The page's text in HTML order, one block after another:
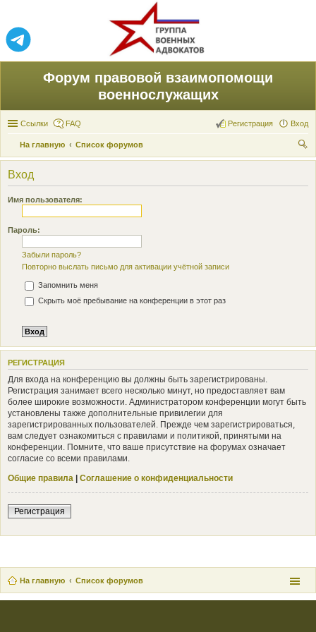
Форум правовой взаимопомощи
военнослужащих
Ссылки FAQ Вход
Регистрация
На главную
Список форумов
ои
Вход
Имя пользователя:
Пароль:
Забыли пароль?
Повторно выслать письмо для активации учётной записи
Запомнить меня
Скрыть моё пребывание на конференции в этот раз
РЕГИСТРАЦИЯ
Для входа на конференцию вы должны быть зарегистрированы.
Регистрация занимает всего несколько минут, но предоставляет вам
более широкие возможности. Администратором конференции могут быть
установлены также дополнительные привилегии для
зарегистрированных пользователей. Прежде чем зарегистрироваться,
вам следует ознакомиться с правилами и политикой, принятыми на
конференции. Помните, что ваше присутствие на форумах означает
согласие со всеми правилами.
Общие правила | Соглашение о конфиденциальности
Регистрация
На главную Список форумов